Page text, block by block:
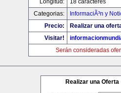
Longitud:
18 caracteres
Categorias:
InformaciÃ³n y
Precio:
Realizar una
Visitar!
Serán consideradas
Realizar una Oferta